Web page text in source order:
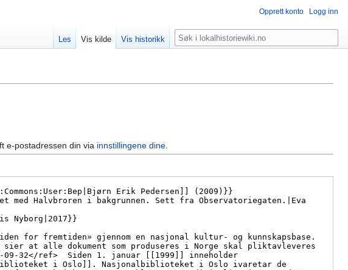
e-postadressen din via innstillingene dine
Opprett konto Logg inn
Les Vis kilde Vis historikk Søk